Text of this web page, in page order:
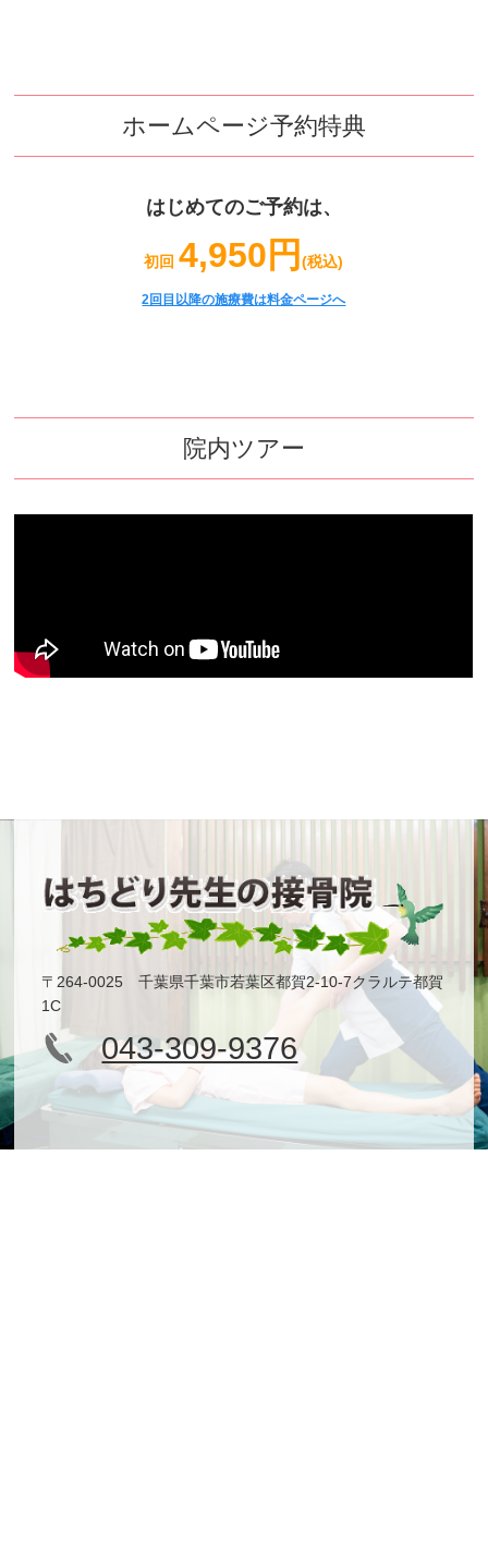
ホームページ予約特典
はじめてのご予約は、
初回4,950円(税込)
2回目以降の施療費は料金ページへ
院内ツアー
〒264-0025 千葉県千葉市若葉区都賀2-10-7クラルテ都賀
1C
043-309-9376